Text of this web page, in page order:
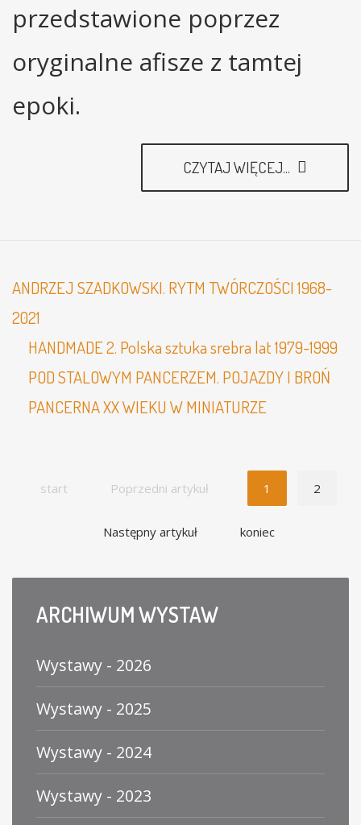
przedstawione poprzez
oryginalne afisze z tamtej
epoki.
CZYTAJ WIĘCEJ...
ANDRZEJ SZADKOWSKI. RYTM TWÓRCZOŚCI 1968-
2021
HANDMADE 2. Polska sztuka srebra lat 1979-1999
POD STALOWYM PANCERZEM. POJAZDY I BROŃ
PANCERNA XX WIEKU W MINIATURZE
start Poprzedni artykuł 1 2
Następny artykuł koniec
ARCHIWUMWYSTAW
Wystawy - 2026
Wystawy - 2025
Wystawy - 2024
Wystawy - 2023